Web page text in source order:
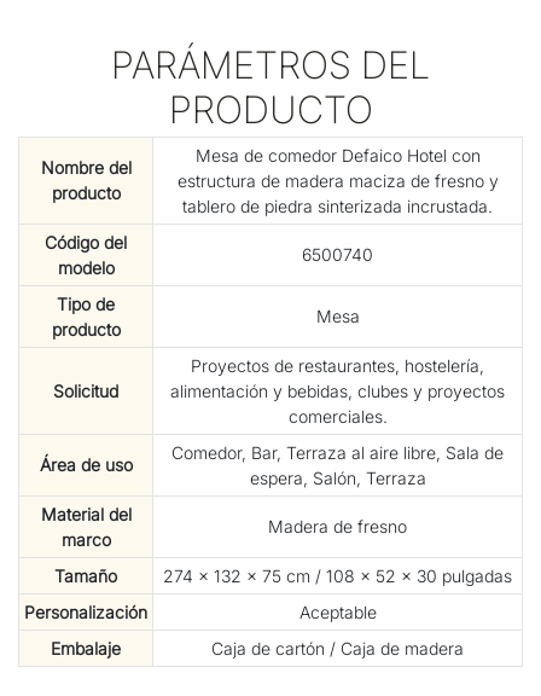
PARÁMETROS DEL
PRODUCTO
Nombre del
producto
Mesa de comedor Defaico Hotel con
estructura de madera maciza de fresno y
tablero de piedra sinterizada incrustada.
Código del
modelo
6500740
Tipo de
producto
Mesa
Solicitud
Proyectos de restaurantes, hostelería,
alimentación y bebidas, clubes y proyectos
comerciales.
Área de uso
Comedor, Bar, Terraza al aire libre, Sala de
espera, Salón, Terraza
Material del
marco
Madera de fresno
Tamaño
274 × 132 × 75 cm / 108 × 52 × 30 pulgadas
Personalización
Aceptable
Embalaje
Caja de cartón / Caja de madera